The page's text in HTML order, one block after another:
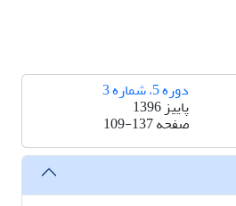
دوره 5، شماره 3
پاییز 1396
صفحه109-137